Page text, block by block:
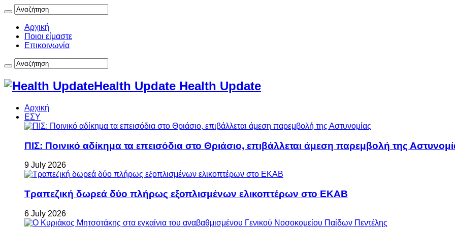
Αρχική
Ποιοι είμαστε
Επικοινωνία
Health Update Health Update
Αρχική
ΕΣΥ
ΠΙΣ: Ποινικό αδίκημα τα επεισόδια στο Θριάσιο, επιβάλλεται άμεση παρεμβολή της
9 July 2026
Τραπεζική δωρεά δύο πλήρως εξοπλισμένων ελικοπτέρων στο ΕΚΑΒ
6 July 2026